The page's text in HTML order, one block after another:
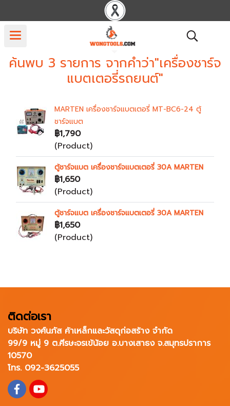
ค้นพบ 3 รายการ จากคำว่า"เครื่องชาร์จ
แบตเตอรี่รถยนต์"
MARTEN เครื่องชาร์จแบตเตอรี่ MT-BC6-24 ตู้
ชาร์จแบต
฿1,790
(Product)
ตู้ชาร์จแบต เครื่องชาร์จแบตเตอรี่ 30A MARTEN
฿1,650
(Product)
ตู้ชาร์จแบต เครื่องชาร์จแบตเตอรี่ 30A MARTEN
฿1,650
(Product)
ติดต่อเรา
บริษัท วงศ์นภัส ค้าเหล็กและวัสดุก่อสร้าง จำกัด
99/9 หมู่ 9 ต.ศีรษะจรเข้น้อย อ.บางเสาธง จ.สมุทรปราการ
10570
โทร. 092-3625055